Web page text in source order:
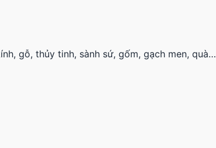
gỗ, thủy tinh, sành sứ, gốm, gạch men, quà…